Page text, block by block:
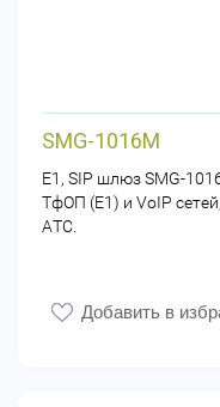
SMG-1016M
E1, SIP шлюз SMG-
ТфОП (Е1) и VoIP
АТС.
Добавить в